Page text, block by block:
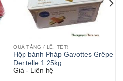
QUÀ TẶNG ( LỄ, TẾT)
Hộp bánh Pháp Gavottes Grêpe
Dentelle 1.25kg
Giá - Liên hệ